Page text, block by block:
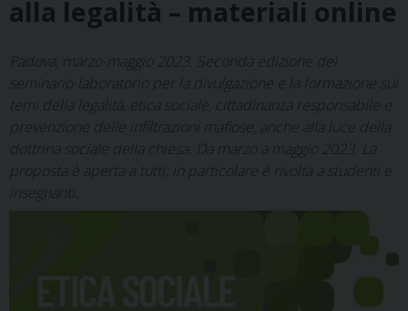
alla legalità – materiali online
Padova, marzo-maggio 2023. Seconda edizione del
seminario-laboratorio per la divulgazione e la formazione sui
temi della legalità, etica sociale, cittadinanza responsabile e
prevenzione delle infiltrazioni mafiose, anche alla luce della
dottrina sociale della chiesa. Da marzo a maggio 2023. La
proposta è aperta a tutti; in particolare è rivolta a studenti e
insegnanti.